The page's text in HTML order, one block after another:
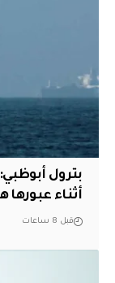
أثناء عبورها
قبل 8 ساعات